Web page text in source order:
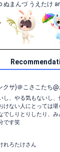
ぬまんづ うえたけ
クサ)＠こさこたち
し、やる気もないし、
けない人にとっては
でしりとりしたり、
です笑
れろたけさん